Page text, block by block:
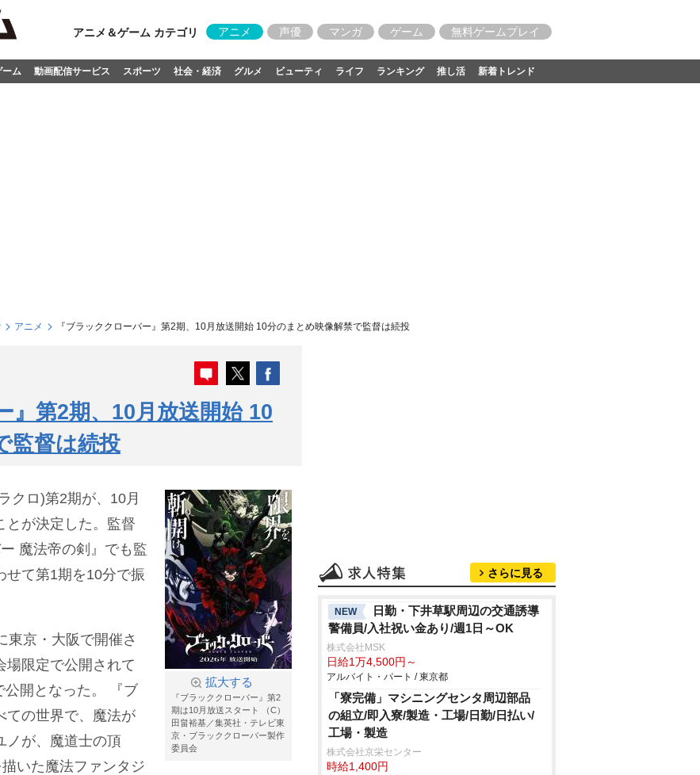
アニメ＆ゲーム カテゴリ アニメ 声優 マンガ ゲーム 無料ゲームプレイ
ーム 動画配信サービス スポーツ 社会・経済 グルメ ビューティ ライフ ランキング 推し活 新着トレンド
アニメ 『ブラッククローバー』第2期、10月放送開始 10分のまとめ映像解禁で監督は続投
』第2期、10月放送開始 10
監督は続投
拡大する
『ブラッククローバー』第2
期は10月放送スタート （C）
田畠裕基／集英社・テレビ東
京・ブラッククローバー製作
委員会
クロ)第2期が、10月
とが決定した。監督
魔法帝の剣』でも監
せて第1期を10分で振
東京・大阪で開催さ
場限定で公開されて
開となった。
『ブ
ての世界で、魔法が
ノが、魔道士の頂
いた魔法ファンタジ
さらに見る
NEW
日勤・下井草駅周辺の交通誘導
警備員/入社祝い金あり/週1日～OK
株式会社MSK
日給1万4,500円～
アルバイト・パート / 東京都
「寮完備」マシニングセンタ周辺部品
の組立/即入寮/製造・工場/日勤/日払い/
工場・製造
株式会社京栄センター
時給1,400円